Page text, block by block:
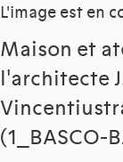
L'image est en
Maison et
l'architecte
(1_BASCO-